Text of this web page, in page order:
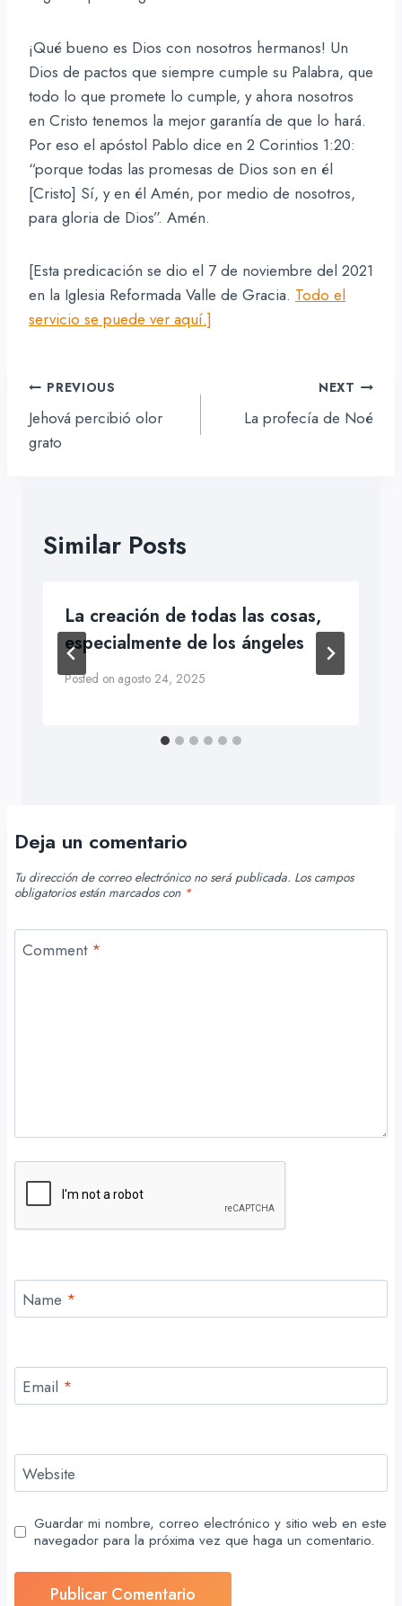
¡Qué bueno es Dios con nosotros hermanos! Un
Dios de pactos que siempre cumple su Palabra, que
todo lo que promete lo cumple, y ahora nosotros
en Cristo tenemos la mejor garantía de que lo hará.
Por eso el apóstol Pablo dice en 2 Corintios 1:20:
“porque todas las promesas de Dios son en él
[Cristo] Sí, y en él Amén, por medio de nosotros,
para gloria de Dios”. Amén.
[Esta predicación se dio el 7 de noviembre del 2021
en la Iglesia Reformada Valle de Gracia. Todo el
servicio se puede ver aquí.]
Navegación
de
entradas
PREVIOUS
Jehová percibió olor
grato
NEXT
La profecía de Noé
Similar Posts
La creación de todas las cosas,
especialmente de los ángeles
Posted on agosto 24, 2025
Deja un comentario
Tu dirección de correo electrónico no será publicada. Los campos
obligatorios están marcados con *
Comment *
Name *
Email *
Website
Guardar mi nombre, correo electrónico y sitio web en este
navegador para la próxima vez que haga un comentario.